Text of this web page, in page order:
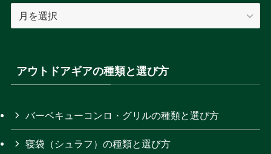
ゴ
を
選
集
の
月
ア
ー
カ
アウトドアギアの種類と選び方
バーベキューコンロ・グリルの種類と選び方
寝袋（シュラフ）の種類と選び方